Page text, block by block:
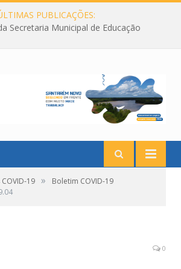
PUBLICAÇÕES:
Secretaria Municipal de Educação
19 »
Boletim COVID-19
0